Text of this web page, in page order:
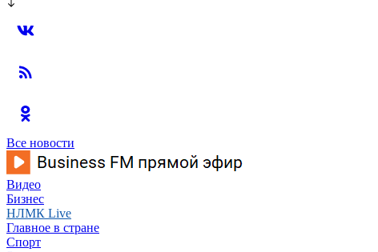
Все новости
Видео
Бизнес
НЛМК Live
Главное в стране
Спорт